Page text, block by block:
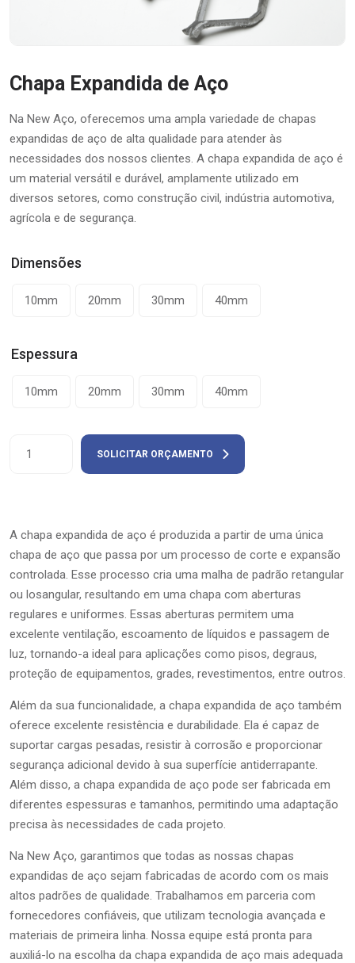
Chapa Expandida de Aço
Na New Aço, oferecemos uma ampla variedade de chapas
expandidas de aço de alta qualidade para atender às
necessidades dos nossos clientes. A chapa expandida de aço é
um material versátil e durável, amplamente utilizado em
diversos setores, como construção civil, indústria automotiva,
agrícola e de segurança.
Dimensões
10mm 20mm 30mm 40mm
Espessura
10mm 20mm 30mm 40mm
Expandida
SOLICITAR ORÇAMENTO
A chapa expandida de aço é produzida a partir de uma única
chapa de aço que passa por um processo de corte e expansão
controlada. Esse processo cria uma malha de padrão retangular
ou losangular, resultando em uma chapa com aberturas
regulares e uniformes. Essas aberturas permitem uma
excelente ventilação, escoamento de líquidos e passagem de
luz, tornando-a ideal para aplicações como pisos, degraus,
proteção de equipamentos, grades, revestimentos, entre outros.
Além da sua funcionalidade, a chapa expandida de aço também
oferece excelente resistência e durabilidade. Ela é capaz de
suportar cargas pesadas, resistir à corrosão e proporcionar
segurança adicional devido à sua superfície antiderrapante.
Além disso, a chapa expandida de aço pode ser fabricada em
diferentes espessuras e tamanhos, permitindo uma adaptação
precisa às necessidades de cada projeto.
Na New Aço, garantimos que todas as nossas chapas
expandidas de aço sejam fabricadas de acordo com os mais
altos padrões de qualidade. Trabalhamos em parceria com
fornecedores confiáveis, que utilizam tecnologia avançada e
materiais de primeira linha. Nossa equipe está pronta para
auxiliá-lo na escolha da chapa expandida de aço mais adequada